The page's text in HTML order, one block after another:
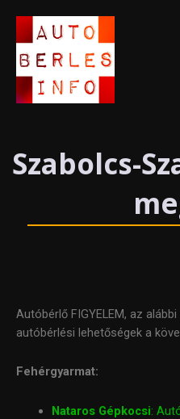
content
Szabolcs-
Autóbérlő FIGYELEM, az
autóbérlési lehetőségek a
Fehérgyarmat:
Nataros Gépkocsi: